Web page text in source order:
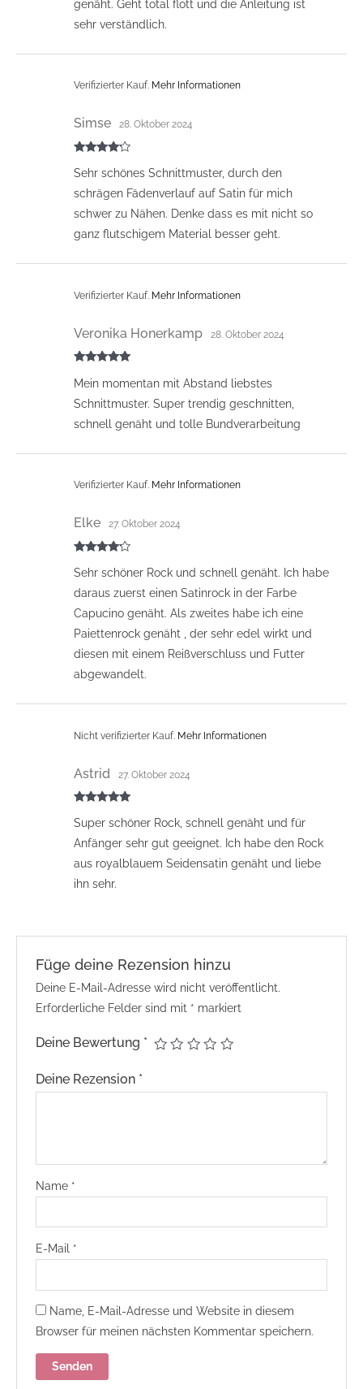
genäht. Geht total flott und die Anleitung ist
sehr verständlich.
mit4von
Simse 28. Oktober 2024
Sehr schönes Schnittmuster, durch den
schrägen Fädenverlauf auf Satin für mich
schwer zu Nähen. Denke dass es mit nicht so
ganz flutschigem Material besser geht.
Verifizierter Kauf. Mehr Informationen
5von 5
Veronika Honerkamp 28. Oktober 2024
Mein momentan mit Abstand liebstes
Schnittmuster. Super trendig geschnitten,
schnell genäht und tolle Bundverarbeitung
Verifizierter Kauf. Mehr Informationen
mit4von
Elke 27. Oktober 2024
Sehr schöner Rock und schnell genäht. Ich habe
daraus zuerst einen Satinrock in der Farbe
Capucino genäht. Als zweites habe ich eine
Paiettenrock genäht , der sehr edel wirkt und
diesen mit einem Reißverschluss und Futter
abgewandelt.
Verifizierter Kauf. Mehr Informationen
5von 5
Astrid 27. Oktober 2024
Super schöner Rock, schnell genäht und für
Anfänger sehr gut geeignet. Ich habe den Rock
aus royalblauem Seidensatin genäht und liebe
ihn sehr.
Nicht verifizierter Kauf. Mehr Informationen
Füge deine Rezension hinzu
Deine E-Mail-Adresse wird nicht veröffentlicht.
Erforderliche Felder sind mit * markiert
Deine Bewertung *
Deine Rezension *
Name *
E-Mail *
Name, E-Mail-Adresse und Website in diesem
Browser für meinen nächsten Kommentar speichern.